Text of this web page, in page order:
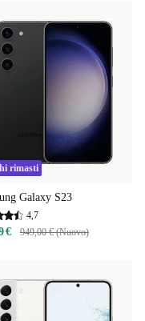
rimasti
Galaxy S23
4,7
€ 949,00 € (Nuovo)